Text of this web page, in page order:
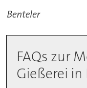
Benteler
FAQs zur
Gießerei in